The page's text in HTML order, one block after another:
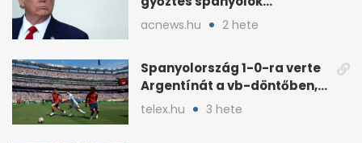
ünneplését a trófeaátadón
acnews.hu 2 hete
Spanyolország 1-0-ra verte
Argentínát a vb-döntőben,
hosszabbításban
telex.hu 3 hete